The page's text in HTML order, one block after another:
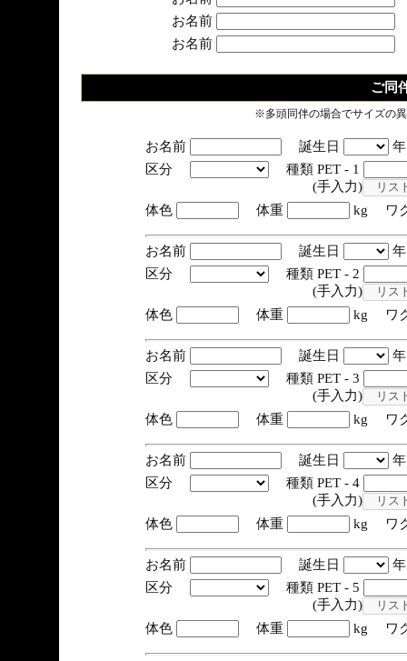
お名前
お名前
ご同
※多頭同伴の場合でサイズの
お名前 誕生日
区分
種類 PET - 1
(手入力)
体色
体重 kg ワ
お名前 誕生日
区分
種類 PET - 2
(手入力)
体色
体重 kg ワ
お名前 誕生日
区分
種類 PET - 3
(手入力)
体色
体重 kg ワ
お名前 誕生日
区分
種類 PET - 4
(手入力)
体色
体重 kg ワ
お名前 誕生日
区分
種類 PET - 5
(手入力)
体色
体重 kg ワ